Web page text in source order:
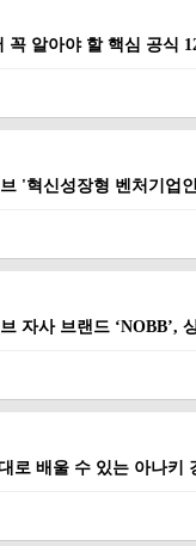
꼭 알아야 할 핵심 공식
'혁신성장형 벤처기업
자사 브랜드 ‘NOBB’,
로 배울 수 있는 아나키